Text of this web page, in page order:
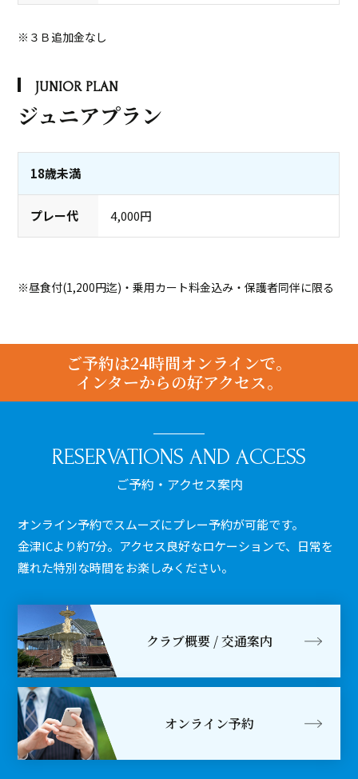
※３Ｂ追加金なし
JUNIOR PLAN
ジュニアプラン
18歳未満
4,000円
※昼食付(1,200円迄)・乗用カート料金込み・保護者同伴に限る
ご予約は24時間オンラインで。
インターからの好アクセス。
RESERVATIONS AND ACCESS
ご予約・アクセス案内
オンライン予約でスムーズにプレー予約が可能です。
金津ICより約7分。アクセス良好なロケーションで、日常を
離れた特別な時間をお楽しみください。
クラブ概要 / 交通案内
オンライン予約